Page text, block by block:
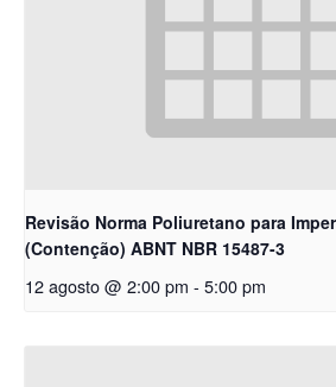
Revisão Norma Poliuretano para
(Contenção) ABNT NBR 15487-3
12 agosto @ 2:00 pm - 5:00 pm